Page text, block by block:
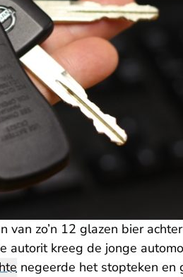
van zo’n 12 glazen bier
autorit kreeg de jonge
negeerde het stopteken en